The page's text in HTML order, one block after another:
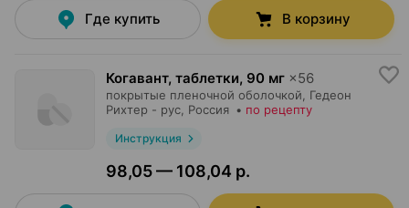
Где купить В корзину
Когавант, таблетки, 90 мг ×56
покрытые пленочной оболочкой,
Гедеон
Рихтер - рус , Россия • по рецепту
Инструкция
98,05 — 108,04 р.